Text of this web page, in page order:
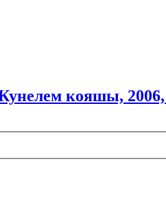
кояшы,